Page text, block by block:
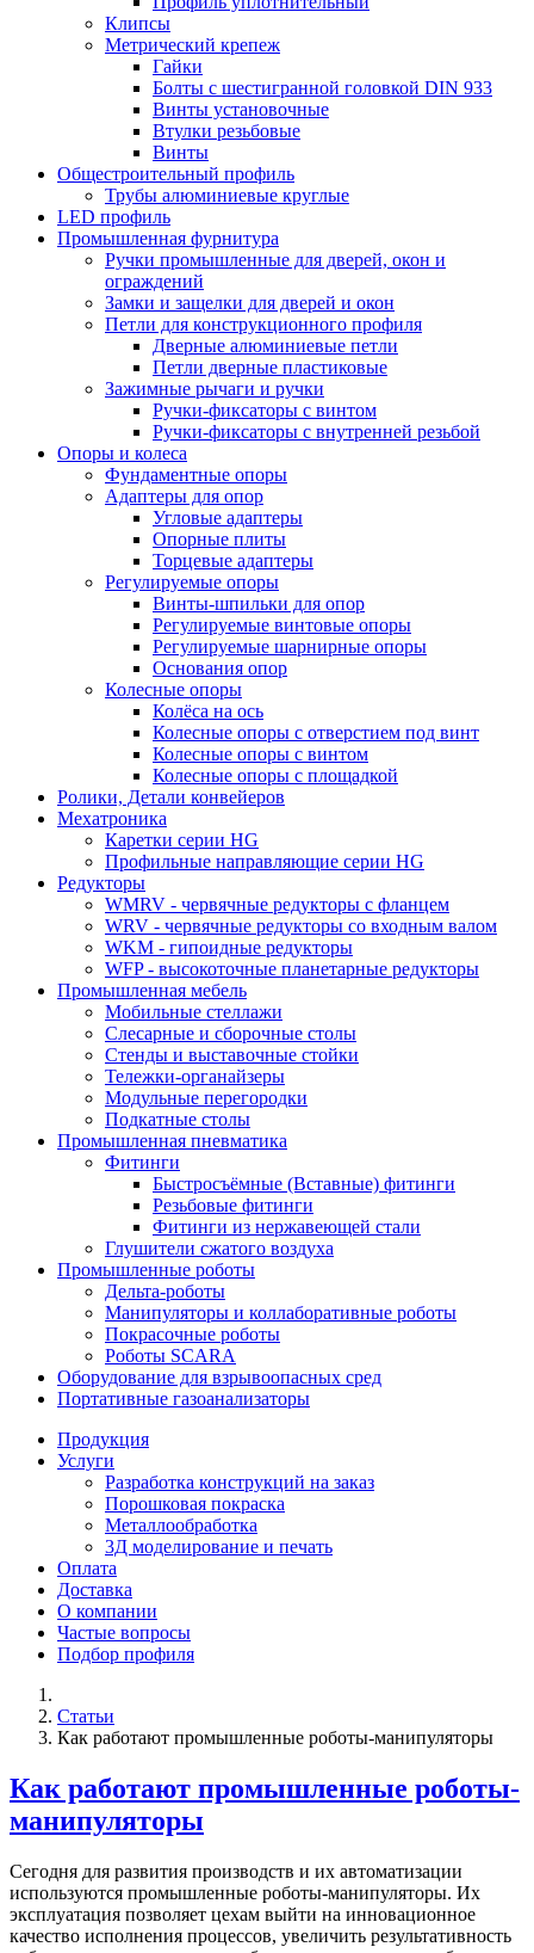
Клипсы
Метрический крепеж
Гайки
Болты с шестигранной головкой DIN 933
Винты установочные
Втулки резьбовые
Винты
Общестроительный профиль
Трубы алюминиевые круглые
LED профиль
Промышленная фурнитура
Ручки промышленные для дверей, окон и
ограждений
Замки и защелки для дверей и окон
Петли для конструкционного профиля
Дверные алюминиевые петли
Петли дверные пластиковые
Зажимные рычаги и ручки
Ручки-фиксаторы c винтом
Ручки-фиксаторы c внутренней резьбой
Опоры и колеса
Фундаментные опоры
Адаптеры для опор
Угловые адаптеры
Опорные плиты
Торцевые адаптеры
Регулируемые опоры
Винты-шпильки для опор
Регулируемые винтовые опоры
Регулируемые шарнирные опоры
Основания опор
Колесные опоры
Колёса на ось
Колесные опоры с отверстием под винт
Колесные опоры с винтом
Колесные опоры с площадкой
Ролики, Детали конвейеров
Мехатроника
Каретки серии HG
Профильные направляющие серии HG
Редукторы
WMRV - червячные редукторы с фланцем
WRV - червячные редукторы со входным валом
WKM - гипоидные редукторы
WFP - высокоточные планетарные редукторы
Промышленная мебель
Мобильные стеллажи
Слесарные и сборочные столы
Стенды и выставочные стойки
Тележки-органайзеры
Модульные перегородки
Подкатные столы
Промышленная пневматика
Фитинги
Быстросъёмные (Вставные) фитинги
Резьбовые фитинги
Фитинги из нержавеющей стали
Глушители сжатого воздуха
Промышленные роботы
Дельта-роботы
Манипуляторы и коллаборативные роботы
Покрасочные роботы
Роботы SCARA
Оборудование для взрывоопасных сред
Портативные газоанализаторы
Продукция
Услуги
Разработка конструкций на заказ
Порошковая покраска
Металлообработка
3Д моделирование и печать
Оплата
Доставка
О компании
Частые вопросы
Подбор профиля
Статьи
Как работают промышленные роботы-манипуляторы
Как работают промышленные роботы-
манипуляторы
Сегодня для развития производств и их автоматизации
используются промышленные роботы-манипуляторы. Их
эксплуатация позволяет цехам выйти на инновационное
качество исполнения процессов, увеличить результативность